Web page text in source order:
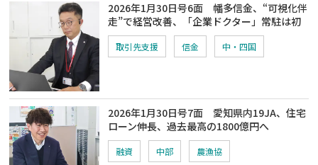
2026年1月30日号6面 幡多信金、“可視化伴
走”で経営改善、「企業ドクター」常駐は初
取引先支援 信金 中・四国
2026年1月30日号7面 愛知県内19JA、住宅
ローン伸長、過去最高の1800億円へ
融資 中部 農漁協